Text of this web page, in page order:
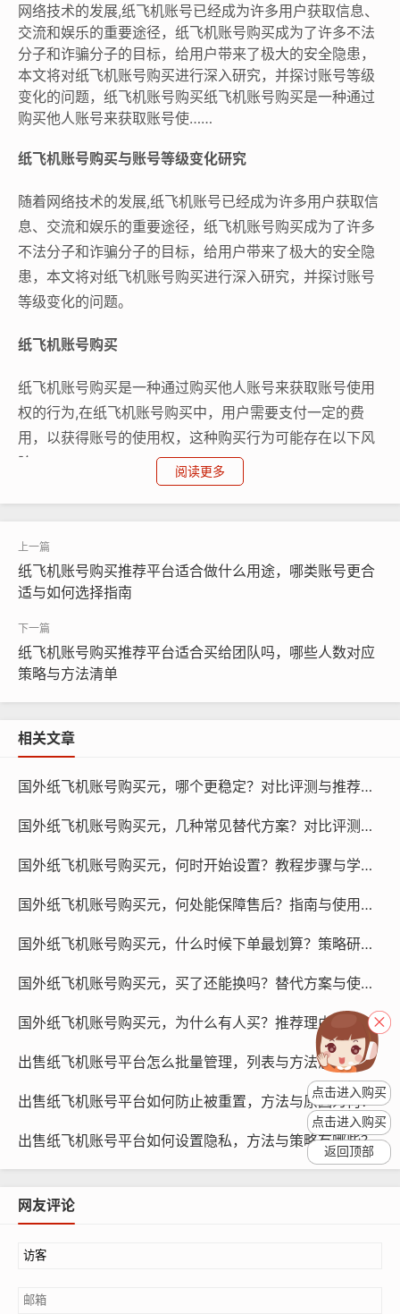
网络技术的发展,纸飞机账号已经成为许多用户获取信息、
交流和娱乐的重要途径，纸飞机账号购买成为了许多不法
分子和诈骗分子的目标，给用户带来了极大的安全隐患，
本文将对纸飞机账号购买进行深入研究，并探讨账号等级
变化的问题，纸飞机账号购买纸飞机账号购买是一种通过
购买他人账号来获取账号使……
纸飞机账号购买与账号等级变化研究
随着网络技术的发展,纸飞机账号已经成为许多用户获取信
息、交流和娱乐的重要途径，纸飞机账号购买成为了许多
不法分子和诈骗分子的目标，给用户带来了极大的安全隐
患，本文将对纸飞机账号购买进行深入研究，并探讨账号
等级变化的问题。
纸飞机账号购买
纸飞机账号购买是一种通过购买他人账号来获取账号使用
权的行为,在纸飞机账号购买中，用户需要支付一定的费
用，以获得账号的使用权，这种购买行为可能存在以下风
险：
账号安全风险：购买他人账号可能导致账号被盗用，给用
16888.com
露，给用户带来隐私风险。
账号被封禁风险：购买他人账号可能导致账号被封禁，给
用户失去账号使用权。
账号等级变化
纸飞机账号等级是用户在纸飞机平台上的地位和权限的体
现,账号等级越高，用户在平台上的权限和功能就越丰富，
账号等级的变化通常与用户在纸飞机平台上的活跃度、互
动程度和贡献度有关，账号等级的变化可能受到以下因素
的影响：
阅读更多
纸飞机账号购买推荐平台适合做什么用途，哪类账号更合
适与如何选择指南
纸飞机账号购买推荐平台适合买给团队吗，哪些人数对应
策略与方法清单
相关文章
国外纸飞机账号购买元，哪个更稳定？对比评测与推荐指南！
国外纸飞机账号购买元，几种常见替代方案？对比评测与推荐！
国外纸飞机账号购买元，何时开始设置？教程步骤与学习方法！
国外纸飞机账号购买元，何处能保障售后？指南与使用引导！
国外纸飞机账号购买元，什么时候下单最划算？策略研究与预测！
国外纸飞机账号购买元，买了还能换吗？替代方案与使用引导！
国外纸飞机账号购买元，为什么有人买？推荐理由与学习方法！
出售纸飞机账号平台怎么批量管理，列表与方法怎么用？
出售纸飞机账号平台如何防止被重置，方法与原因为何？
出售纸飞机账号平台如何设置隐私，方法与策略有哪些？
网友评论
点击进入购买
点击进入购买
返回顶部